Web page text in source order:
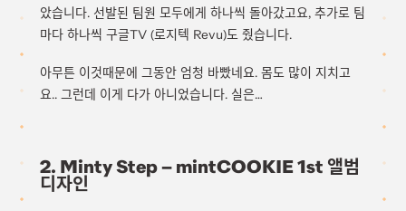
았습니다. 선발된 팀원 모두에게 하나씩 돌아갔고요, 추가로 팀
마다 하나씩 구글TV (로지텍 Revu)도 줬습니다.
아무튼 이것때문에 그동안 엄청 바빴네요. 몸도 많이 지치고
요.. 그런데 이게 다가 아니었습니다. 실은…
2. Minty Step – mintCOOKIE 1st 앨범
디자인